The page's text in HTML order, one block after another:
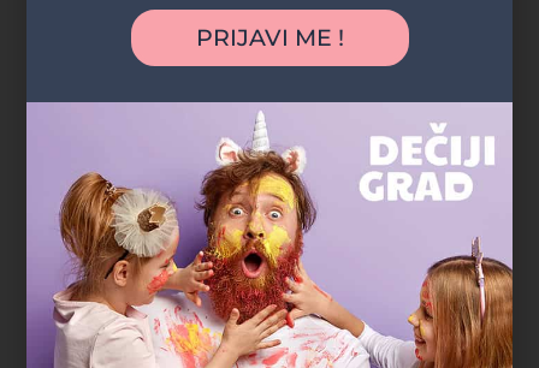
nigde da mrdnemo. Rođendan je
organizovan u parku blizu naše zgrade,
deca su se igrala satima, a komšije i
prijatelji su mogli lako da nam se pridruže.
Baš jednostavno, opušteno i bez stresa."
Marko R.
tatasaurus
PRIJAVI ME !